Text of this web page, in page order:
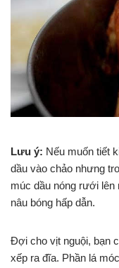
Lưu ý: Nếu muốn tiết
dầu vào chảo nhưng
múc dầu nóng rưới lên
nâu bóng hấp dẫn.
Đợi cho vịt nguội, bạn
xếp ra đĩa. Phần lá